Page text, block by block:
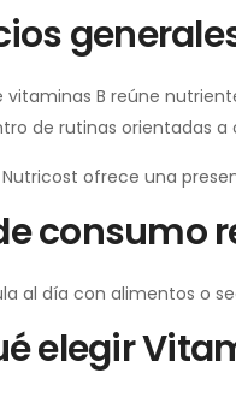
vitaminas B reúne
de rutinas orientadas
ofrece una
consumo
al día con alimentos o
elegir